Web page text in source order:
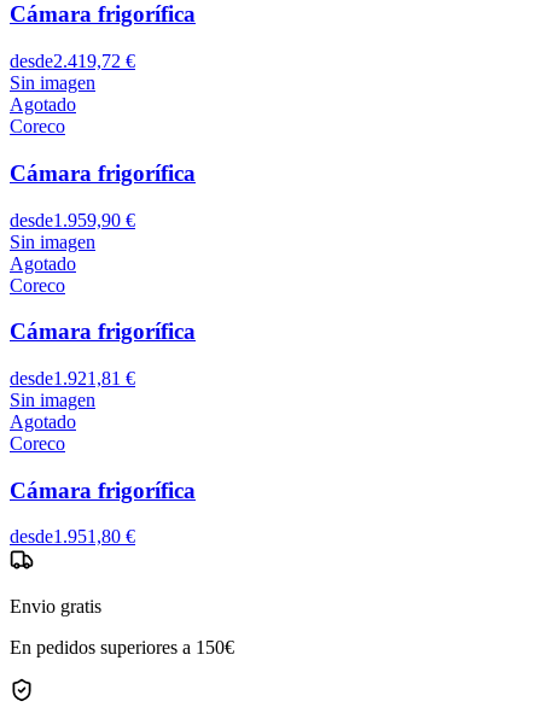
Cámara frigorífica
desde2.419,72 €
Sin imagen
Agotado
Coreco
Cámara frigorífica
desde1.959,90 €
Sin imagen
Agotado
Coreco
Cámara frigorífica
desde1.921,81 €
Sin imagen
Agotado
Coreco
Cámara frigorífica
desde1.951,80 €
Envio gratis
En pedidos superiores a 150€